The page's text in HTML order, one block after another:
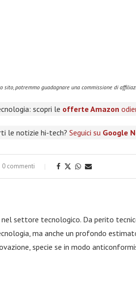
potremmo guadagnare una commissione di
scopri le offerte Amazon
le notizie hi-tech? Seguici su Google
0 commenti
settore tecnologico. Da perito
ma anche un profondo
specie se in modo